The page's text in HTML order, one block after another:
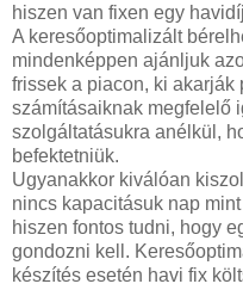
hiszen van fixen egy
A keresőoptimalizált
mindenképpen ajánljuk
frissek a piacon, ki akarják
számításaiknak megfelelő
szolgáltatásukra anélkül,
befektetniük.
Ugyanakkor kiválóan
nincs kapacitásuk nap
hiszen fontos tudni, hogy
gondozni kell.
készítés esetén havi fix